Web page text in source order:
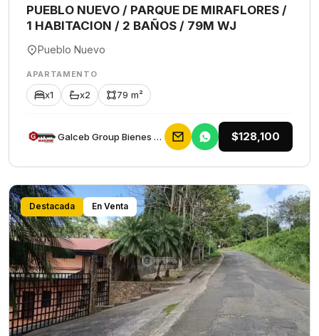
PUEBLO NUEVO / PARQUE DE MIRAFLORES /
1 HABITACION / 2 BAÑOS / 79M WJ
Pueblo Nuevo
APARTAMENTO
x1 x2 79 m²
Galceb Group Bienes Raices $128,100
Destacada En Venta